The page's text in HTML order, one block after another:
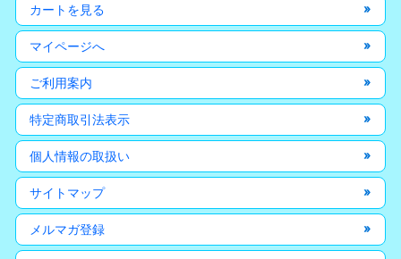
カートを見る
マイページへ
ご利用案内
特定商取引法表示
個人情報の取扱い
サイトマップ
メルマガ登録